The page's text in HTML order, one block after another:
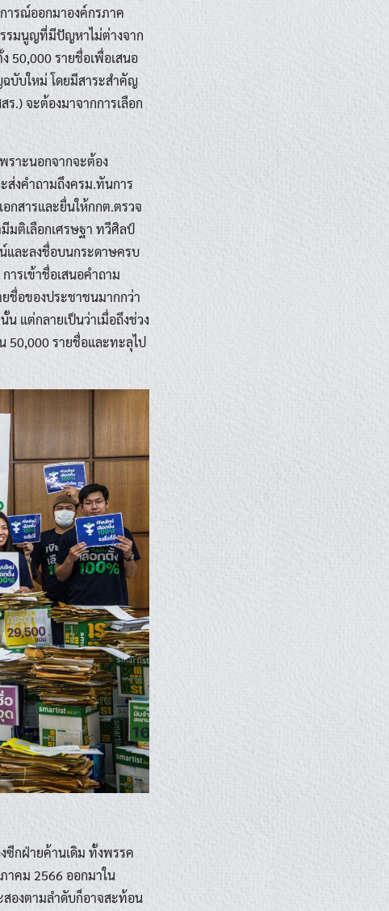
ารณ์ออกมาองค์กรภาค
รมนูญที่มีปัญหาไม่ต่างจาก
50,000 รายชื่อเพื่อเสนอ
บับใหม่ โดยมีสาระสำคัญ
.) จะต้องมาจากการเลือก
ราะนอกจากจะต้อง
ส่งคำถามถึงครม.ทันการ
กสารและยื่นให้กกต.ตรวจ
มติเลือกเศรษฐา ทวีศิลป์
และลงชื่อบนกระดาษครบ
ารเข้าชื่อเสนอคำถาม
ชื่อของประชาชนมากกว่า
แต่กลายเป็นว่าเมื่อถึงช่วง
50,000 รายชื่อและทะลุไป
ซีกฝ่ายค้านเดิม ทั้งพรรค
าคม 2566 ออกมาใน
องตามลำดับก็อาจสะท้อน